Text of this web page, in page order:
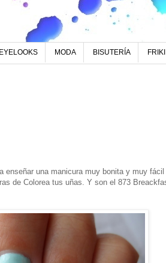
EYELOOKS MODA BISUTERÍA FRIKI
una manicura muy bonita y muy
de Colorea tus uñas. Y son el 873